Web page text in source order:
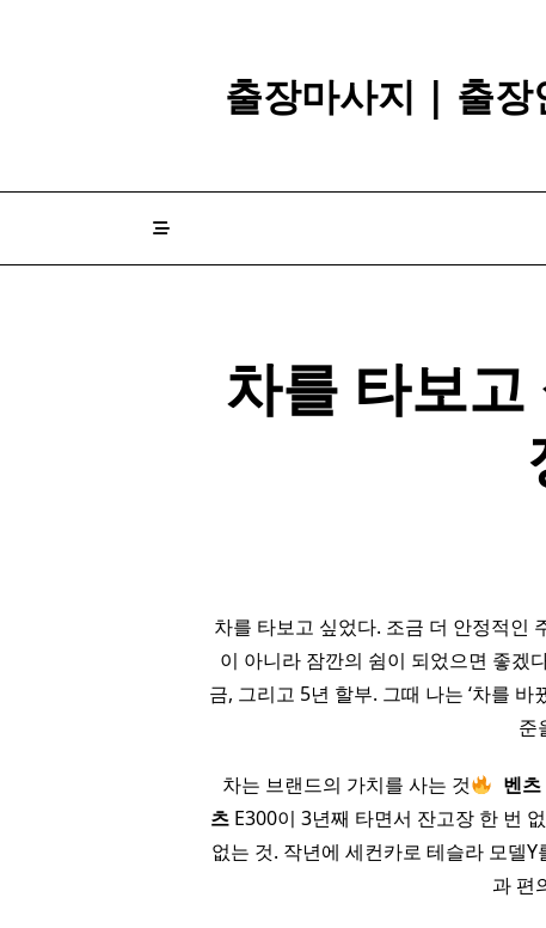
출장마사지 | 출
차를 타보
차를 타보고 싶었다. 조금 더 안정적인
이 아니라 잠깐의 쉼이 되었으면 좋겠
금, 그리고 5년 할부. 그때 나는 ‘차를
준
​ 차는 브랜드의 가치를 사는 것 벤츠
츠 E300이 3년째 타면서 잔고장 한 번
없는 것. 작년에 세컨카로 테슬라 모델
과 편